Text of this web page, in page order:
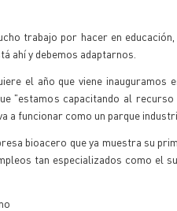
trabajo por hacer en
ahí y debemos adaptarnos.
el año que viene
"estamos capacitando al
a funcionar como un parque
bioacero que ya muestra su
tan especializados como el